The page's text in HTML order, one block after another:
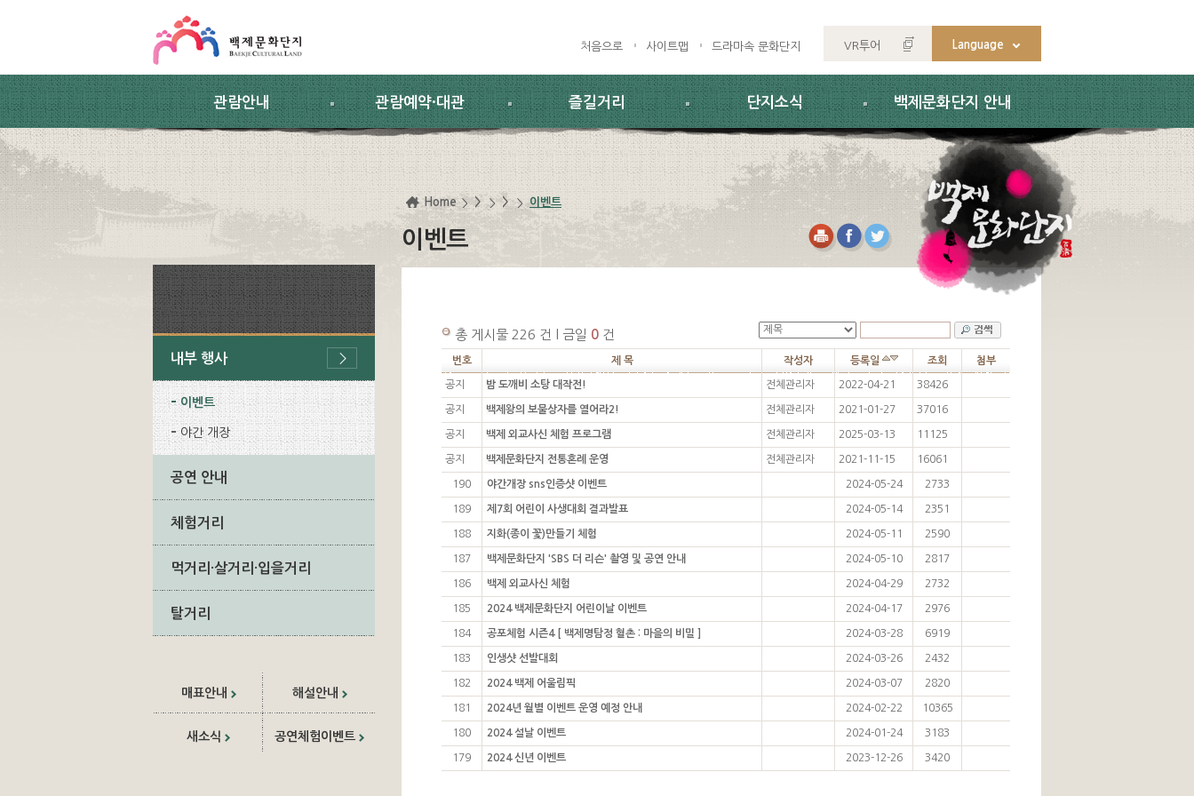
처음으로 사이트맵 드라마속 문화단지 VR투어 Language
관람안내 관람예약·대관 즐길거리 단지소식 백제문화단지 안내
내부 행사
이벤트
야간 개장
공연 안내
체험거리
먹거리·살거리·입을거리
탈거리
매표안내 해설안내
새소식 공연체험이벤트
Home > > 이벤트
이벤트
총 게시물 226 건 l 금일 0 건
번호 제 목 작성자 등록일 조회 첨부
공지 밤 도깨비 소탕 대작전! 전체관리자 2022-04-21 38426
공지 백제왕의 보물상자를 열어라2! 전체관리자 2021-01-27 37016
공지 백제 외교사신 체험 프로그램 전체관리자 2025-03-13 11125
공지 백제문화단지 전통혼례 운영 전체관리자 2021-11-15 16061
190 야간개장 sns인증샷 이벤트 2024-05-24 2733
189 제7회 어린이 사생대회 결과발표 2024-05-14 2351
188 지화(종이 꽃)만들기 체험 2024-05-11 2590
187 백제문화단지 'SBS 더 리슨' 촬영 및 공연 안내 2024-05-10 2817
186 백제 외교사신 체험 2024-04-29 2732
185 2024 백제문화단지 어린이날 이벤트 2024-04-17 2976
184 공포체험 시즌4 [ 백제명탐정 혈촌 : 마을의 비밀 ] 2024-03-28 6919
183 인생샷 선발대회 2024-03-26 2432
182 2024 백제 어울림픽 2024-03-07 2820
181 2024년 월별 이벤트 운영 예정 안내 2024-02-22 10365
180 2024 설날 이벤트 2024-01-24 3183
179 2024 신년 이벤트 2023-12-26 3420